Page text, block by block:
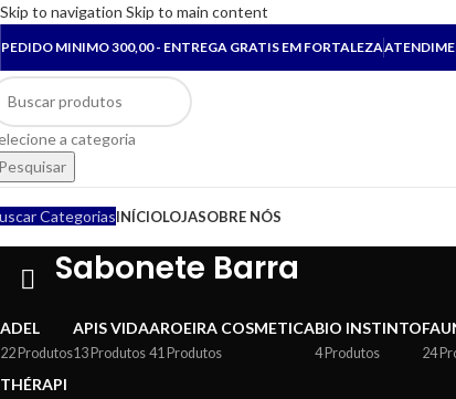
Skip to navigation Skip to main content
PEDIDO MINIMO 300,00 - ENTREGA GRATIS EM FORTALEZA
a categoria
CategoriasINÍCIOLOJASOBRE NÓS
Sabonete Barra
ADEL
22 Produtos
APIS VIDA
13 Produtos
AROEIRA COSMETICA
41 Produtos
BIO INSTINTO
4 Produtos 24
THÉRAPI